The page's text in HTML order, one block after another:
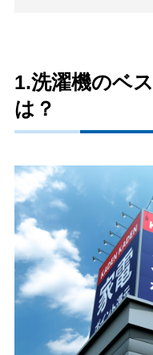
1.洗濯機のベ
は？